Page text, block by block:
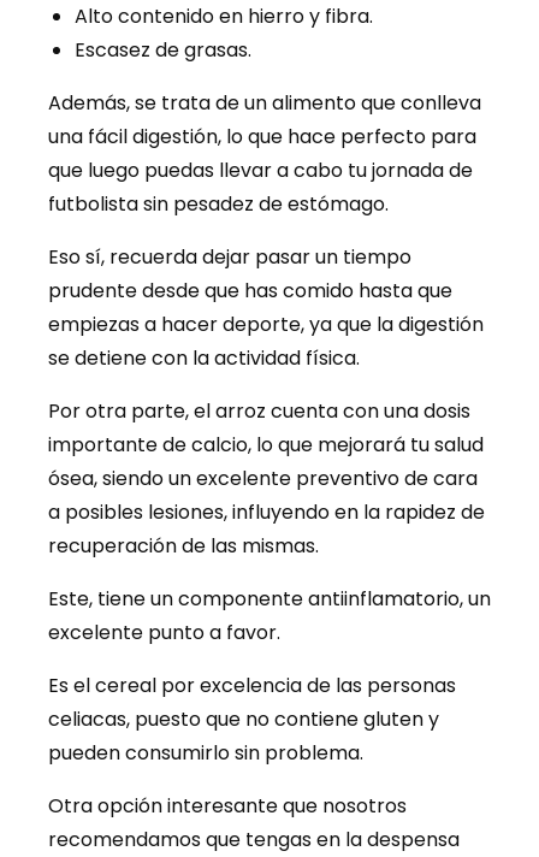
Alto contenido en hierro y fibra.
Escasez de grasas.
Además, se trata de un alimento que conlleva
una fácil digestión, lo que hace perfecto para
que luego puedas llevar a cabo tu jornada de
futbolista sin pesadez de estómago.
Eso sí, recuerda dejar pasar un tiempo
prudente desde que has comido hasta que
empiezas a hacer deporte, ya que la digestión
se detiene con la actividad física.
Por otra parte, el arroz cuenta con una dosis
importante de calcio, lo que mejorará tu salud
ósea, siendo un excelente preventivo de cara
a posibles lesiones, influyendo en la rapidez de
recuperación de las mismas.
Este, tiene un componente antiinflamatorio, un
excelente punto a favor.
Es el cereal por excelencia de las personas
celiacas, puesto que no contiene gluten y
pueden consumirlo sin problema.
Otra opción interesante que nosotros
recomendamos que tengas en la despensa